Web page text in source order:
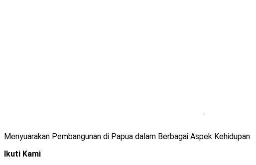
Menyuarakan Pembangunan di Papua dalam Berbagai Aspek Kehidupan
Ikuti Kami